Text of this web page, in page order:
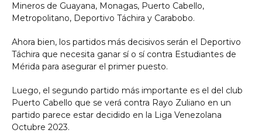
Mineros de Guayana, Monagas, Puerto Cabello,
Metropolitano, Deportivo Táchira y Carabobo.
Ahora bien, los partidos más decisivos serán el Deportivo
Táchira que necesita ganar sí o sí contra Estudiantes de
Mérida para asegurar el primer puesto.
Luego, el segundo partido más importante es el del club
Puerto Cabello que se verá contra Rayo Zuliano en un
partido parece estar decidido en la Liga Venezolana
Octubre 2023.